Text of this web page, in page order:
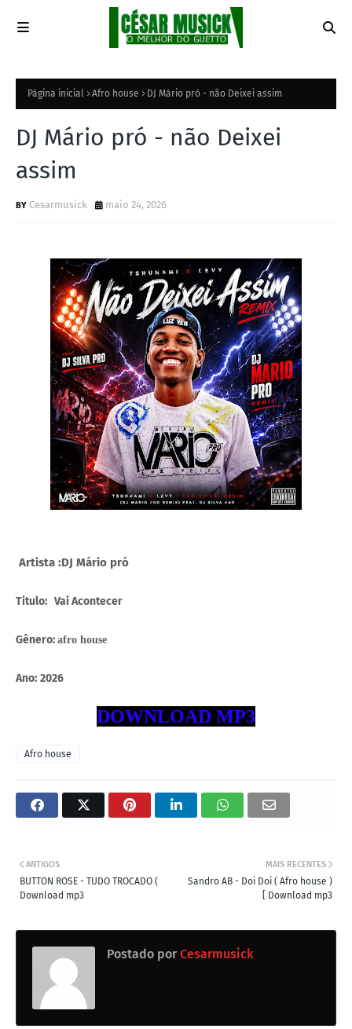
Página inicial Afro house DJ Mário pró - não Deixei assim
DJ Mário pró - não Deixei
assim
Cesarmusick maio 24, 2026
Artista :DJ Mário pró
Titulo: Vai Acontecer
Gênero: afro house
Ano: 2026
DOWNLOAD MP3
Afro house
MAIS RECENTES
Sandro AB - Doi Doi ( Afro house )
[ Download mp3
ANTIGOS
BUTTON ROSE - TUDO TROCADO (
Download mp3
Postado por Cesarmusick